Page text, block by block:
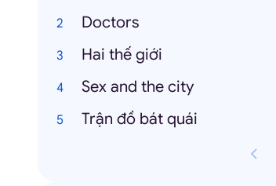
Doctors
Hai thế giới
Sex and the city
Trận đồ bát quái